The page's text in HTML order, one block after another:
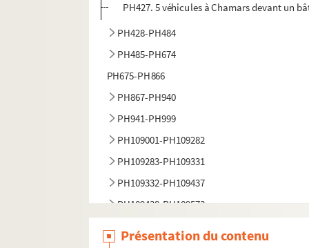
PH427. 5 véhicules à Chamars devant un
PH428-PH484
PH485-PH674
PH675-PH866
PH867-PH940
PH941-PH999
PH109001-PH109282
PH109283-PH109331
PH109332-PH109437
PH109438-PH109573
Présentation du contenu